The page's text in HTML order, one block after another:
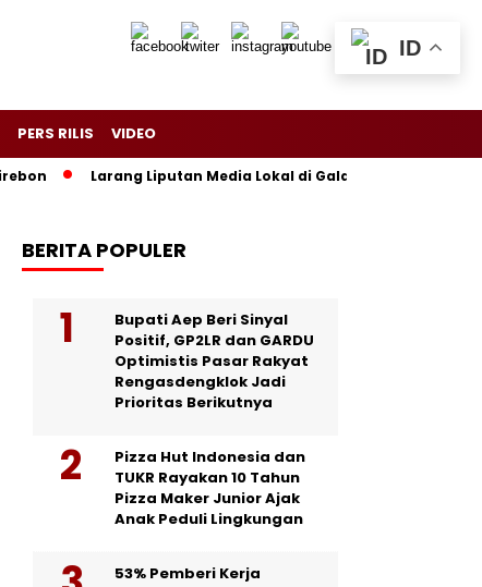
PERS RILIS VIDEO
Larang Liputan Media Lokal di Gala Dinner Asia Africa,
BERITA POPULER
Bupati Aep Beri Sinyal
Positif, GP2LR dan GARDU
Optimistis Pasar Rakyat
Rengasdengklok Jadi
Prioritas Berikutnya
Pizza Hut Indonesia dan
TUKR Rayakan 10 Tahun
Pizza Maker Junior Ajak
Anak Peduli Lingkungan
53% Pemberi Kerja
ID